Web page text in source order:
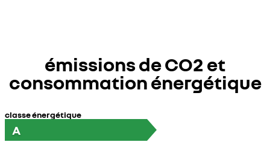
émissions de CO2 et
consommation énergétique
classe énergétique
A